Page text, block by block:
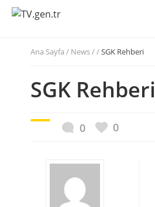
Ana Sayfa / News / /SGK Rehberi
SGK Rehberi
0 0